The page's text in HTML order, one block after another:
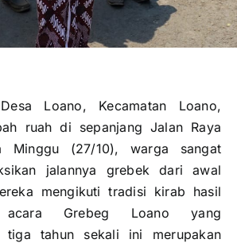
Loano, Kecamatan Loano,
ruah di sepanjang Jalan Raya
Minggu (27/10), warga sangat
jalannya grebek dari awal
mengikuti tradisi kirab hasil
Grebeg Loano yang
tiga tahun sekali ini merupakan